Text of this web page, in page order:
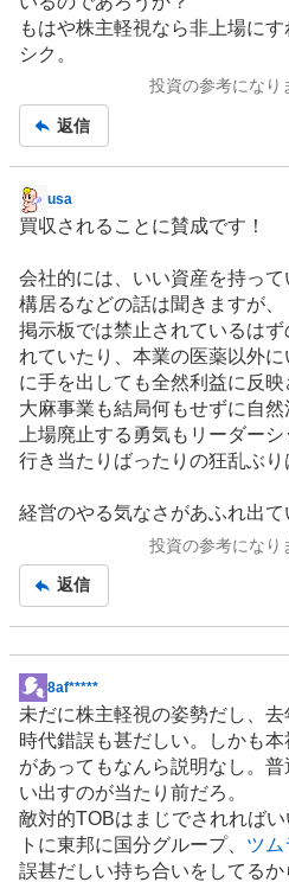
もはや株主軽視なら非上場に
シク。
投資の参考になり
返信
掲
示
記
事
usa
買収されることに賛成です！
会社的には、いい資産を持っ
構居るなどの話は聞きますが、
掲示板では禁止されているは
れていたり、本業の医薬以外
に手を出しても全然利益に反映
大麻事業も結局何もせずに自然
上場廃止する勇気もリーダー
行き当たりばったりの狂乱ぶり
経営のやる気なさがあふれ出て
投資の参考になり
返信
掲
示
板
記
事
8af*****
未だに株主軽視の姿勢だし、去
時代錯誤も甚だしい。しかも
があってもなんら説明なし。
い出すのが当たり前だろ。
敵対的TOBはまじでされれば
トに東邦に国分グループ、 ツム
誤甚だしい持ち合いをしてる